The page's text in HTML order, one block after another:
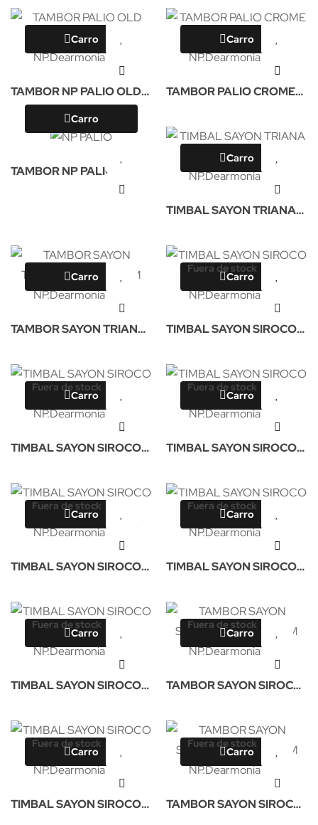
Carro
TAMBOR NP PALIO OLD
35X16CM
Carro
TAMBOR PALIO CROME
Carro
TAMBOR NP PALIO
Carro
TIMBAL SAYON TRIANA
Carro
TAMBOR SAYON TRIANA
Fuera de stock
Carro
TIMBAL SAYON SIROCO
Fuera de stock
Carro
TIMBAL SAYON SIROCO
Fuera de stock
Carro
TIMBAL SAYON SIROCO
Fuera de stock
Carro
TIMBAL SAYON SIROCO
Fuera de stock
Carro
TIMBAL SAYON SIROCO
Fuera de stock
Carro
TIMBAL SAYON SIROCO
Fuera de stock
Carro
TAMBOR SAYON SIROCO
Fuera de stock
Carro
TIMBAL SAYON SIROCO
Fuera de stock
Carro
TAMBOR SAYON SIROCO